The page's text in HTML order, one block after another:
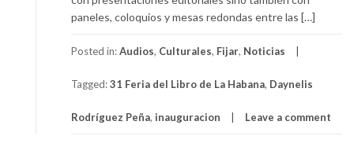
paneles, coloquios y mesas redondas entre las […]
Posted in:Audios, Culturales, Fijar, Noticias
Tagged:31 Feria del Libro de La Habana, Daynelis
Rodríguez Peña, inauguracion Leave a comment